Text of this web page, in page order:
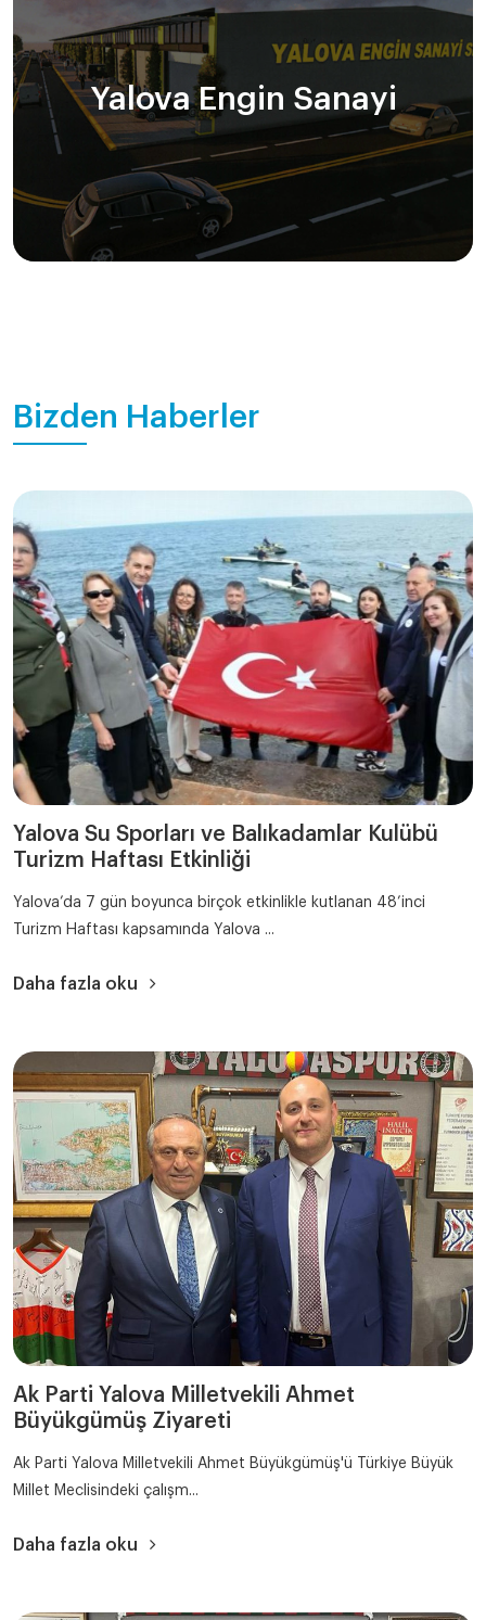
Yalova Engin Sanayi
Bizden Haberler
Yalova Su Sporları ve Balıkadamlar Kulübü
Turizm Haftası Etkinliği
Yalova’da 7 gün boyunca birçok etkinlikle kutlanan 48’inci
Turizm Haftası kapsamında Yalova ...
Daha fazla oku
Ak Parti Yalova Milletvekili Ahmet
Büyükgümüş Ziyareti
Ak Parti Yalova Milletvekili Ahmet Büyükgümüş'ü Türkiye Büyük
Millet Meclisindeki çalışm...
Daha fazla oku